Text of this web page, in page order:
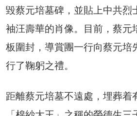
毀蔡元培墓碑，並貼上中共烈
袖汪壽華的肖像。目前，蔡元
板圍封，導賞團一行向蔡元培
行了鞠躬之禮。
距離蔡元培墓不遠處，埋葬着